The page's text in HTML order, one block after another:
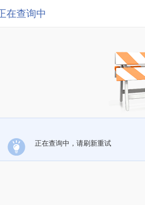
在查询中
正在查询中，请刷新重试